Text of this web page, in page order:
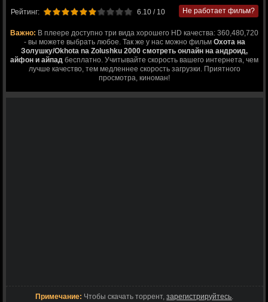
Рейтинг: 6.10/ 10 Не работает фильм?
Важно: В плеере доступно три вида хорошего HD качества: 360,480,720
- вы можете выбрать любое. Так же у нас можно фильм Охота на
Золушку/Okhota na Zolushku 2000 смотреть онлайн на андроид,
айфон и айпад бесплатно. Учитывайте скорость вашего интернета, чем
лучше качество, тем медленнее скорость загрузки. Приятного
просмотра, киноман!
Примечание: Чтобы скачать торрент,зарегистрируйтесь.